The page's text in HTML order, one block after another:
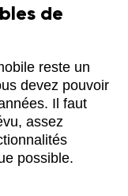
de
reste un
devez pouvoir
Il faut
assez
possible.